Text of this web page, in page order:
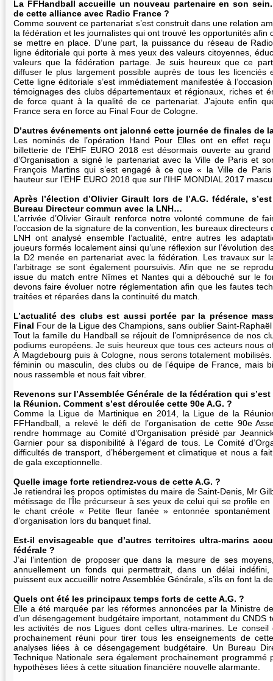
La FFHandball accueille un nouveau partenaire en son
de cette alliance avec Radio France ?
Comme souvent ce partenariat s’est construit dans une relation
la fédération et les journalistes qui ont trouvé les opportunités afin
se mettre en place. D’une part, la puissance du réseau de
ligne éditoriale qui porte à mes yeux des valeurs citoyennes,
valeurs que la fédération partage. Je suis heureux que ce
diffuser le plus largement possible auprès de tous les licenciés
Cette ligne éditoriale s’est immédiatement manifestée à
témoignages des clubs départementaux et régionaux, riches et
de force quant à la qualité de ce partenariat. J’ajoute enfin
France sera en force au Final Four de Cologne.
D’autres événements ont jalonné cette journée de finales de
Les nominés de l’opération Hand Pour Elles ont en effet
billetterie de l’EHF EURO 2018 est désormais ouverte au
d’Organisation a signé le partenariat avec la Ville de Paris et
François Martins qui s’est engagé à ce que « la Ville de Paris
hauteur sur l’EHF EURO 2018 que sur l’IHF MONDIAL 2017
Après l’élection d’Olivier Girault lors de l’A.G. fédérale,
Bureau Directeur commun avec la LNH…
L’arrivée d’Olivier Girault renforce notre volonté commune de
l’occasion de la signature de la convention, les bureaux directeurs
LNH ont analysé ensemble l’actualité, entre autres les
joueurs formés localement ainsi qu’une réflexion sur l’évolution
la D2 menée en partenariat avec la fédération. Les travaux sur
l’arbitrage se sont également poursuivis. Afin que ne se
issue du match entre Nîmes et Nantes qui a débouché sur le
devons faire évoluer notre réglementation afin que les fautes
traitées et réparées dans la continuité du match.
L’actualité des clubs est aussi portée par la présence
Final Four de la Ligue des Champions, sans oublier Saint-
Tout la famille du Handball se réjouit de l’omniprésence de nos
podiums européens. Je suis heureux que tous ces acteurs nous
À Magdebourg puis à Cologne, nous serons totalement
féminin ou masculin, des clubs ou de l’équipe de France, mais
nous rassemble et nous fait vibrer.
Revenons sur l’Assemblée Générale de la fédération qui
la Réunion. Comment s’est déroulée cette 90e A.G. ?
Comme la Ligue de Martinique en 2014, la Ligue de la
FFHandball, a relevé le défi de l’organisation de cette 90e
rendre hommage au Comité d’Organisation présidé par
Garnier pour sa disponibilité à l’égard de tous. Le Comité
difficultés de transport, d’hébergement et climatique et nous a
de gala exceptionnelle.
Quelle image forte retiendrez-vous de cette A.G. ?
Je retiendrai les propos optimistes du maire de Saint-Denis, Mr
métissage de l’Île précurseur à ses yeux de celui qui se profile
le chant créole « Petite fleur fanée » entonnée spontanément
d’organisation lors du banquet final.
Est-il envisageable que d’autres territoires ultra-marins
fédérale ?
J’ai l’intention de proposer que dans la mesure de ses
annuellement un fonds qui permettrait, dans un délai indéfini,
puissent eux accueillir notre Assemblée Générale, s’ils en font la
Quels ont été les principaux temps forts de cette A.G. ?
Elle a été marquée par les réformes annoncées par la Ministre
d’un désengagement budgétaire important, notamment du CNDS
les activités de nos Ligues dont celles ultra-marines. Le conseil
prochainement réuni pour tirer tous les enseignements de
analyses liées à ce désengagement budgétaire. Un Bureau
Technique Nationale sera également prochainement programmé
hypothèses liées à cette situation financière nouvelle alarmante.